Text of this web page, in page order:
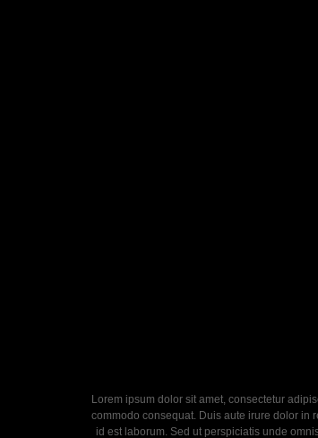
Lorem ipsum dolor sit amet, consectetur
commodo consequat. Duis aute irure dolor in
id est laborum. Sed ut perspiciatis unde